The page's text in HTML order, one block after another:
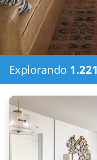
Explorando 1.221